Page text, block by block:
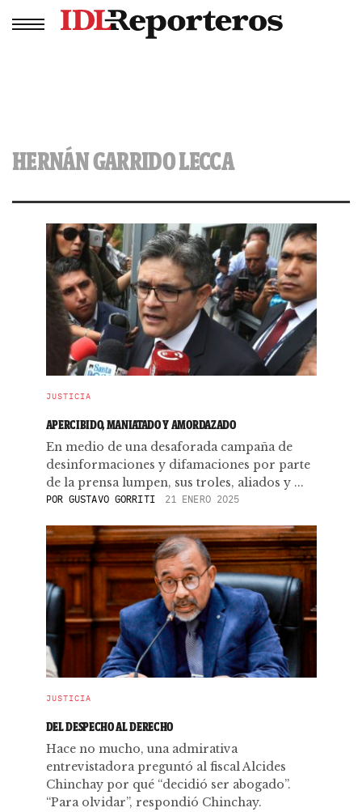
HERNÁN GARRIDO LECCA
JUSTICIA
APERCIBIDO, MANIATADO Y AMORDAZADO
En medio de una desaforada campaña de
desinformaciones y difamaciones por parte
de la prensa lumpen, sus troles, aliados y ...
POR GUSTAVO GORRITI 21 ENERO 2025
JUSTICIA
DEL DESPECHO AL DERECHO
Hace no mucho, una admirativa
entrevistadora preguntó al fiscal Alcides
Chinchay por qué “decidió ser abogado”.
“Para olvidar”, respondió Chinchay.